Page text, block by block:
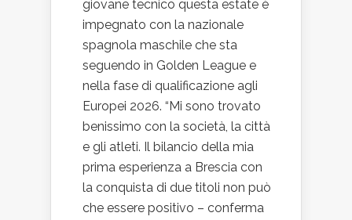
giovane tecnico questa estate è
impegnato con la nazionale
spagnola maschile che sta
seguendo in Golden League e
nella fase di qualificazione agli
Europei 2026. “Mi sono trovato
benissimo con la società, la città
e gli atleti. Il bilancio della mia
prima esperienza a Brescia con
la conquista di due titoli non può
che essere positivo – conferma